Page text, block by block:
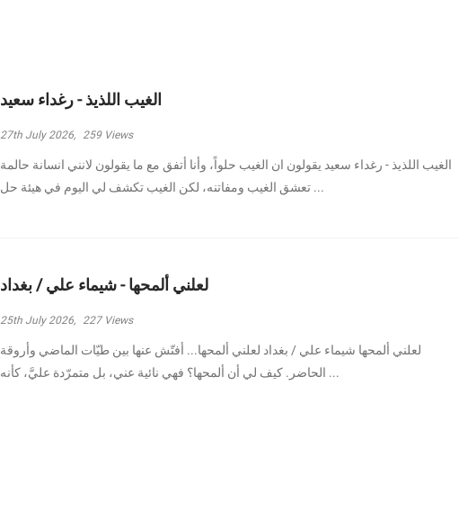
الغيب اللذيذ - رغداء سعيد
27th July 2026, 259Views
الغيب اللذيذ - رغداء سعيد يقولون ان الغيب حلواً، وأنا أتفق مع ما يقولون لانني انسانة حالمة
تعشق الغيب ومفاتنه، لكن الغيب تكشف لي اليوم في هيئة حل ...
لعلني ألمحها - شيماء علي / بغداد
25th July 2026, 227Views
لعلني ألمحها شيماء علي / بغداد لعلني ألمحها... أفتّش عنها بين طيّات الماضي وأروقة
الحاضر. كيف لي أن ألمحها؟ فهي نائية عني، بل متمرّدة عليَّ، كأنه ...